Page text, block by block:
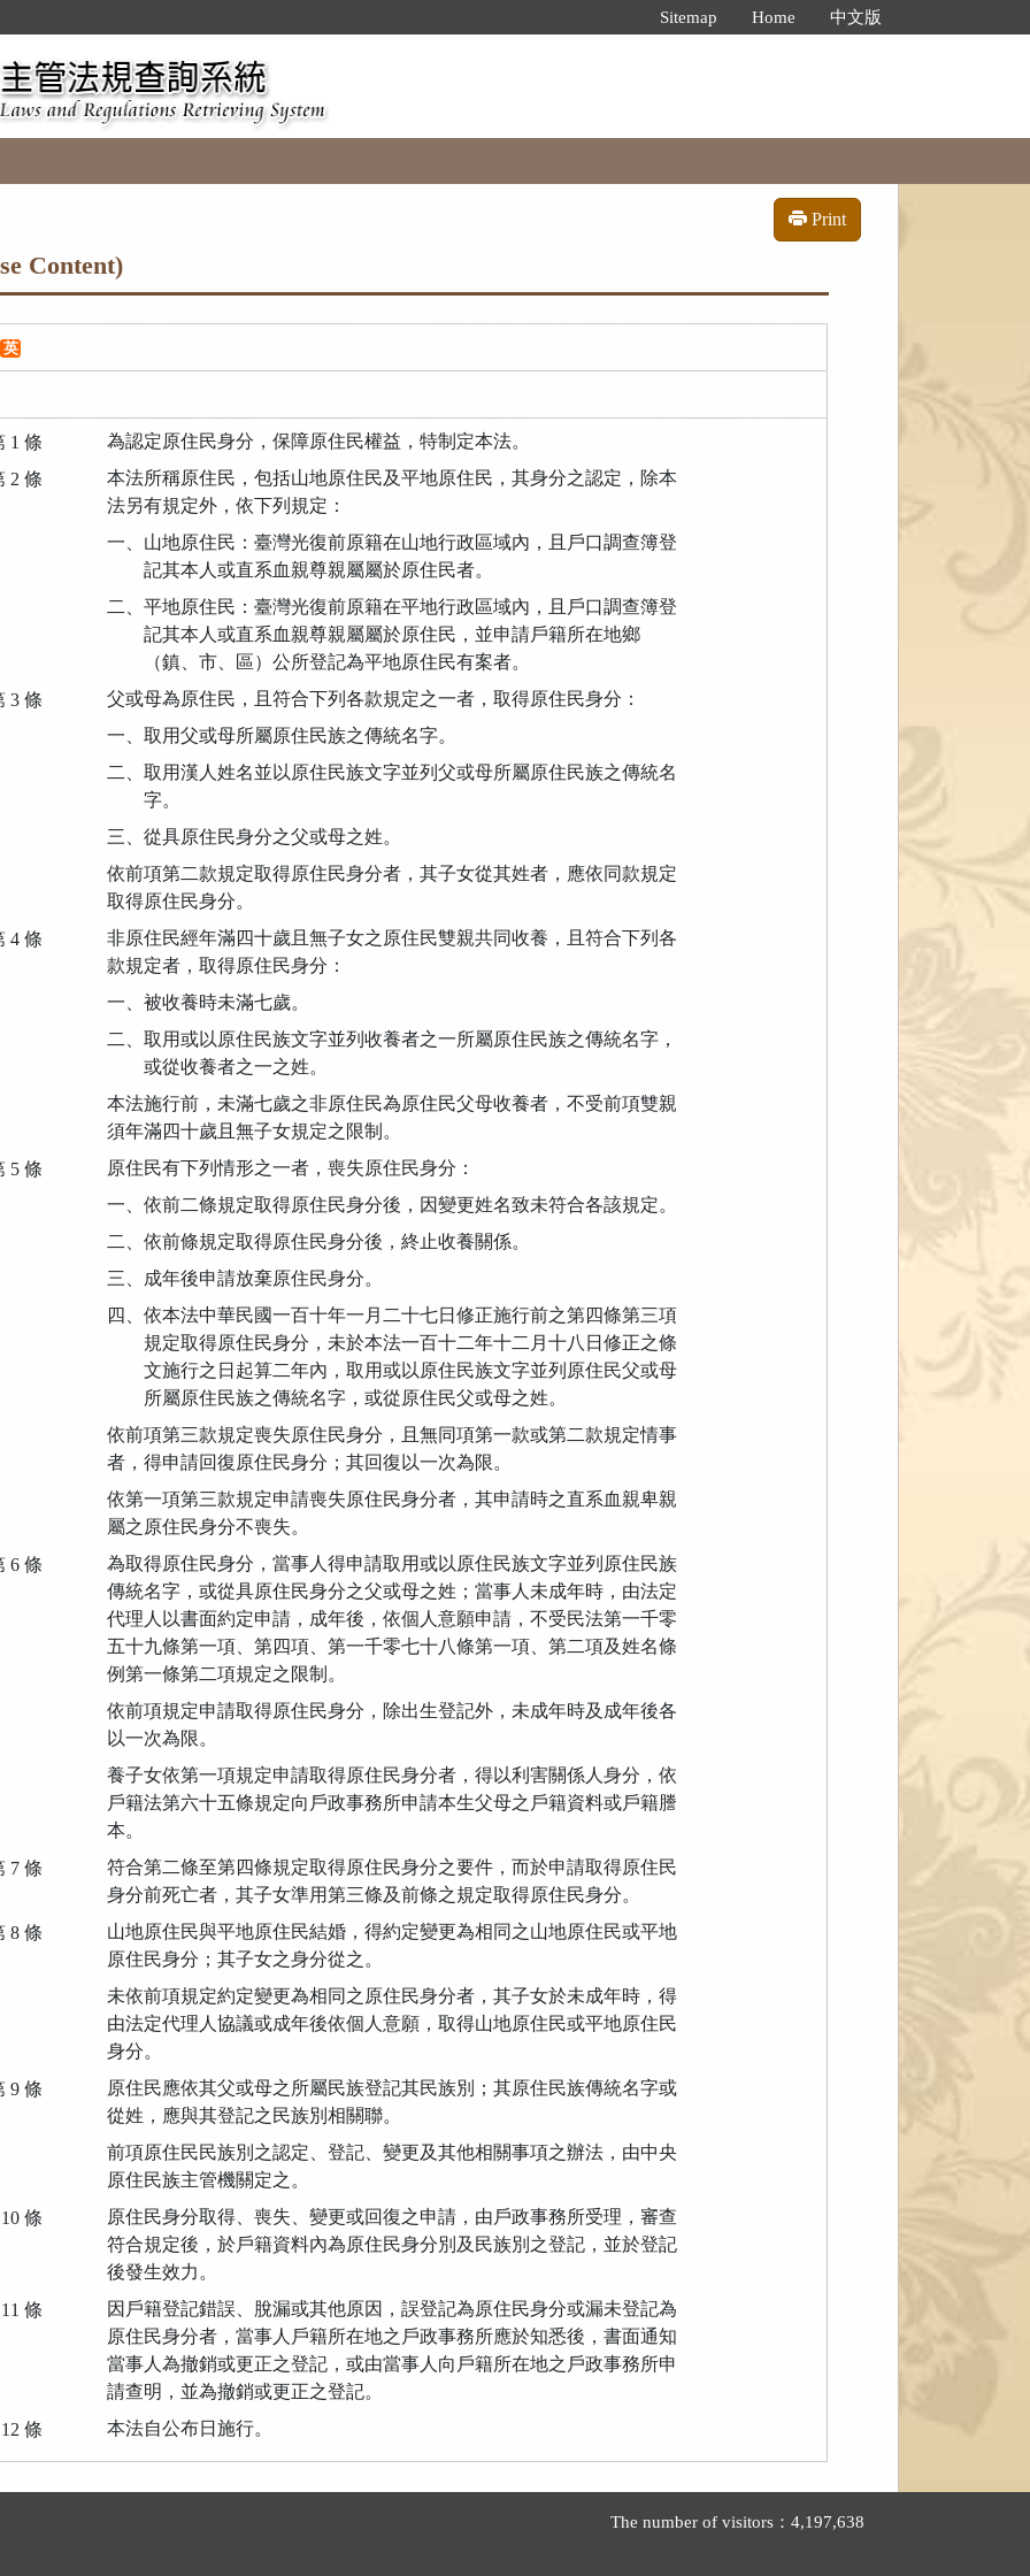
Sitemap Home 中文版
Print
Content)
英
1 條
為認定原住民身分，保障原住民權益，特制定本法。
2 條
本法所稱原住民，包括山地原住民及平地原住民，其身分之認定，除本
法另有規定外，依下列規定：
一、山地原住民：臺灣光復前原籍在山地行政區域內，且戶口調查簿登
記其本人或直系血親尊親屬屬於原住民者。
二、平地原住民：臺灣光復前原籍在平地行政區域內，且戶口調查簿登
記其本人或直系血親尊親屬屬於原住民，並申請戶籍所在地鄉
（鎮、市、區）公所登記為平地原住民有案者。
3 條
父或母為原住民，且符合下列各款規定之一者，取得原住民身分：
一、取用父或母所屬原住民族之傳統名字。
二、取用漢人姓名並以原住民族文字並列父或母所屬原住民族之傳統名
字。
三、從具原住民身分之父或母之姓。
依前項第二款規定取得原住民身分者，其子女從其姓者，應依同款規定
取得原住民身分。
4 條
非原住民經年滿四十歲且無子女之原住民雙親共同收養，且符合下列各
款規定者，取得原住民身分：
一、被收養時未滿七歲。
二、取用或以原住民族文字並列收養者之一所屬原住民族之傳統名字，
或從收養者之一之姓。
本法施行前，未滿七歲之非原住民為原住民父母收養者，不受前項雙親
須年滿四十歲且無子女規定之限制。
5 條
原住民有下列情形之一者，喪失原住民身分：
一、依前二條規定取得原住民身分後，因變更姓名致未符合各該規定。
二、依前條規定取得原住民身分後，終止收養關係。
三、成年後申請放棄原住民身分。
四、依本法中華民國一百十年一月二十七日修正施行前之第四條第三項
規定取得原住民身分，未於本法一百十二年十二月十八日修正之條
文施行之日起算二年內，取用或以原住民族文字並列原住民父或母
所屬原住民族之傳統名字，或從原住民父或母之姓。
依前項第三款規定喪失原住民身分，且無同項第一款或第二款規定情事
者，得申請回復原住民身分；其回復以一次為限。
依第一項第三款規定申請喪失原住民身分者，其申請時之直系血親卑親
屬之原住民身分不喪失。
6 條
為取得原住民身分，當事人得申請取用或以原住民族文字並列原住民族
傳統名字，或從具原住民身分之父或母之姓；當事人未成年時，由法定
代理人以書面約定申請，成年後，依個人意願申請，不受民法第一千零
五十九條第一項、第四項、第一千零七十八條第一項、第二項及姓名條
例第一條第二項規定之限制。
依前項規定申請取得原住民身分，除出生登記外，未成年時及成年後各
以一次為限。
養子女依第一項規定申請取得原住民身分者，得以利害關係人身分，依
戶籍法第六十五條規定向戶政事務所申請本生父母之戶籍資料或戶籍謄
本。
7 條
符合第二條至第四條規定取得原住民身分之要件，而於申請取得原住民
身分前死亡者，其子女準用第三條及前條之規定取得原住民身分。
8 條
山地原住民與平地原住民結婚，得約定變更為相同之山地原住民或平地
原住民身分；其子女之身分從之。
未依前項規定約定變更為相同之原住民身分者，其子女於未成年時，得
由法定代理人協議或成年後依個人意願，取得山地原住民或平地原住民
身分。
9 條
原住民應依其父或母之所屬民族登記其民族別；其原住民族傳統名字或
從姓，應與其登記之民族別相關聯。
前項原住民民族別之認定、登記、變更及其他相關事項之辦法，由中央
原住民族主管機關定之。
條
原住民身分取得、喪失、變更或回復之申請，由戶政事務所受理，審查
符合規定後，於戶籍資料內為原住民身分別及民族別之登記，並於登記
後發生效力。
條
因戶籍登記錯誤、脫漏或其他原因，誤登記為原住民身分或漏未登記為
原住民身分者，當事人戶籍所在地之戶政事務所應於知悉後，書面通知
當事人為撤銷或更正之登記，或由當事人向戶籍所在地之戶政事務所申
請查明，並為撤銷或更正之登記。
條
本法自公布日施行。
The number of visitors：4,197,638